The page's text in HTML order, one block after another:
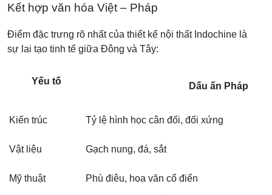
Kết hợp văn hóa Việt – Pháp
Điểm đặc trưng rõ nhất của thiết kế nội thất Indochine là
sự lai tạo tinh tế giữa Đông và Tây:
Yếu tố Dấu ấn Pháp
Kiến trúc Tỷ lệ hình học cân đối, đối xứng
Vật liệu Gạch nung, đá, sắt
Mỹ thuật Phù điêu, hoa văn cổ điển